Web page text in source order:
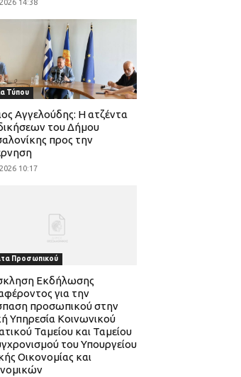
14:38
Τύπου
Αγγελούδης: Η ατζέντα
του Δήμου
προς την
10:17
Προσωπικού
Εκδήλωσης
για την
προσωπικού στην
Υπηρεσία Κοινωνικού
Ταμείου και Ταμείου
του Υπουργείου
Οικονομίας και